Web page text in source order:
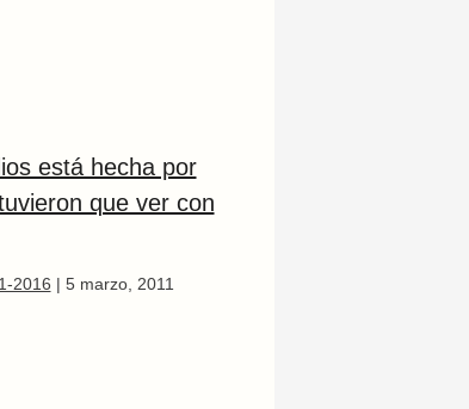
está hecha por
que ver con
2016 | 5 marzo, 2011